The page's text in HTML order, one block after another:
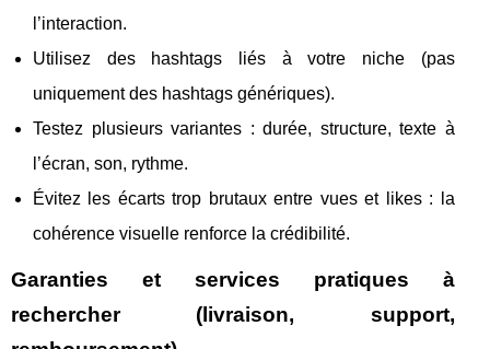
l’interaction.
Utilisez des hashtags liés à votre niche (pas
uniquement des hashtags génériques).
Testez plusieurs variantes : durée, structure, texte à
l’écran, son, rythme.
Évitez les écarts trop brutaux entre vues et likes : la
cohérence visuelle renforce la crédibilité.
Garanties et services pratiques à
rechercher (livraison, support,